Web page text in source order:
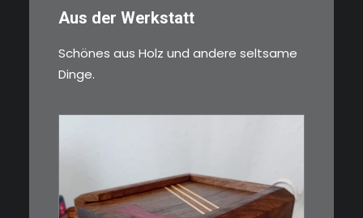
Aus der Werkstatt
Schönes aus Holz und andere seltsame
Dinge.